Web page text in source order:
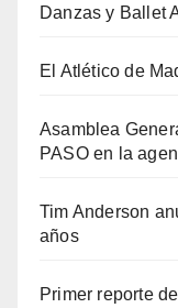
Danzas y Ballet
El Atlético de
Asamblea
PASO en la
Tim Anderson
años
Primer reporte